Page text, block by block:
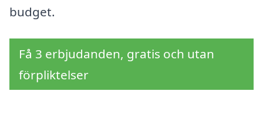
budget.
Få 3 erbjudanden, gratis och utan
förpliktelser